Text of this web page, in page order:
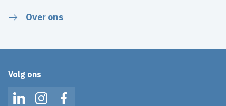
Over ons
Volg ons